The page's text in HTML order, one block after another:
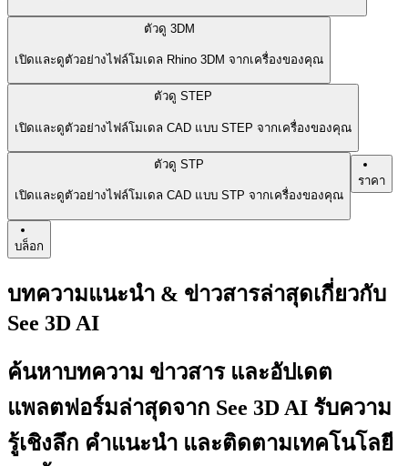
ตัวดู 3DM
เปิดและดูตัวอย่างไฟล์โมเดล Rhino 3DM จากเครื่องของคุณ
ตัวดู STEP
เปิดและดูตัวอย่างไฟล์โมเดล CAD แบบ STEP จากเครื่องของคุณ
ตัวดู STP
เปิดและดูตัวอย่างไฟล์โมเดล CAD แบบ STP จากเครื่องของคุณ
ราคา
บล็อก
บทความแนะนำ & ข่าวสารล่าสุดเกี่ยวกับ
See 3D AI
ค้นหาบทความ ข่าวสาร และอัปเดต
แพลตฟอร์มล่าสุดจาก See 3D AI รับความ
รู้เชิงลึก คำแนะนำ และติดตามเทคโนโลยี